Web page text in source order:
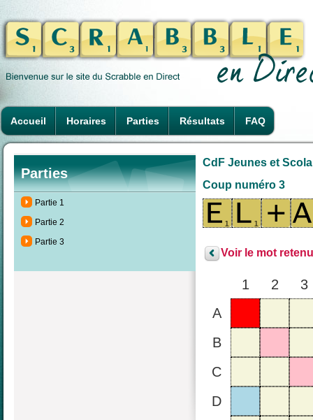
Accueil Horaires Parties Résultats FAQ
Parties
Partie 1
Partie 2
Partie 3
CdF Jeunes et
Coup numéro 3
Voir le mot
1 2
3
A
B
C
D